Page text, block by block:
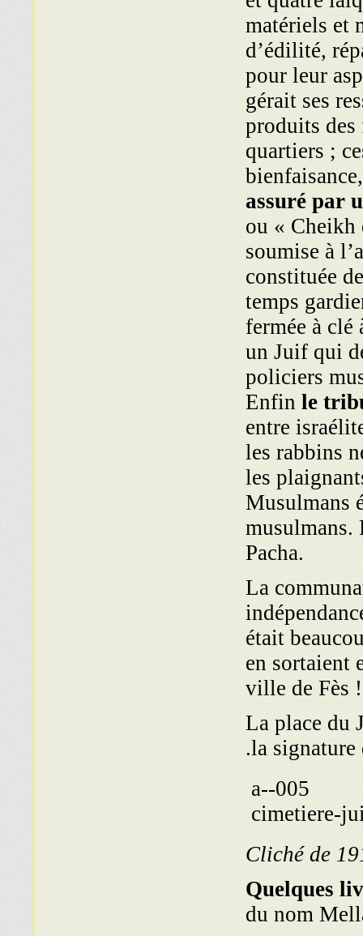
matériels et
d’édilité,
pour leur
gérait ses
produits des
quartiers ;
assuré par
ou « Cheikh
soumise à
constituée
temps
fermée à clé
un Juif qui
policiers
Enfin le
entre
les rabbins
les
Musulmans
musulmans.
Pacha.
La
était
en sortaient
ville de Fès !
La place du
la signature
Cliché de
Quelques
du nom